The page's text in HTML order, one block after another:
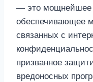
— это мощнейшее
обеспечивающее
связанных с
призванное
вредоносных